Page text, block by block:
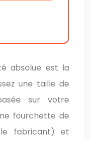
absolue est la
une taille de
sur votre
fourchette de
fabricant) et